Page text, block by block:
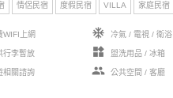
情侶民宿 度假民宿 VILLA 家庭民宿
WIFI上網
行李暫放
相關諮詢
ac_unit 冷氣 / 電視 / 衛浴
widgets 盥洗用品 / 冰箱
group 公共空間 / 客廳